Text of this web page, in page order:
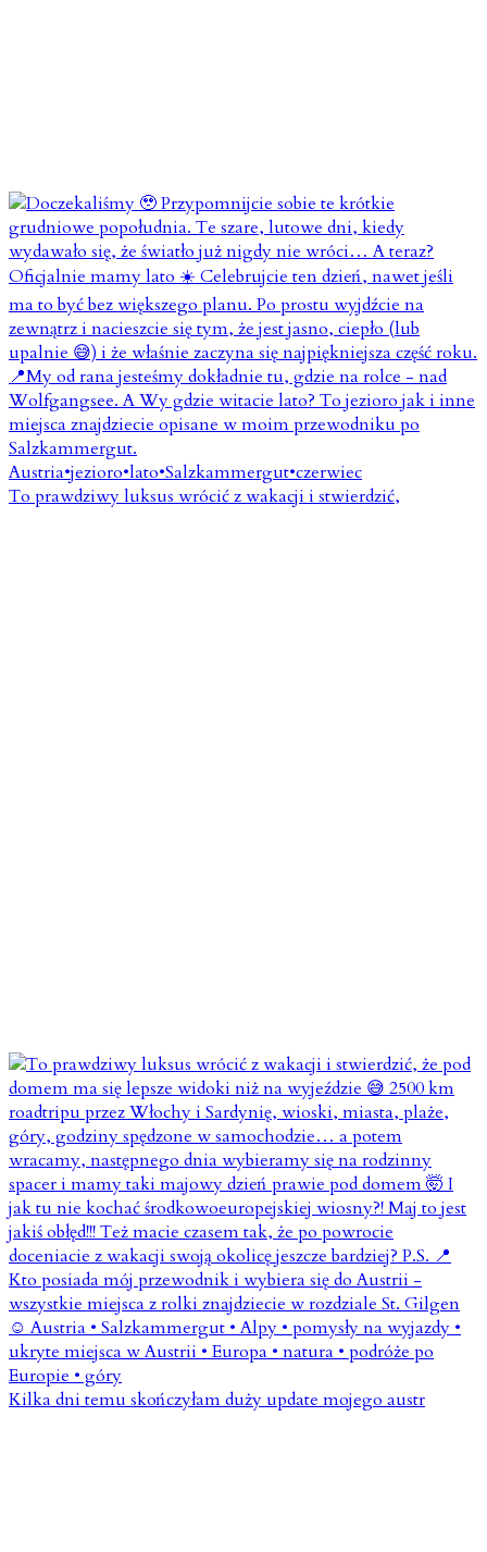
To prawdziwy luksus wrócić z wakacji i stwierdzić,
Kilka dni temu skończyłam duży update mojego austr